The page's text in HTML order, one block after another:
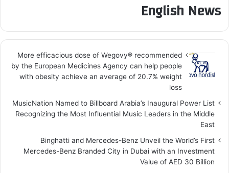
English News
More efficacious dose of Wegovy®️ recommended
by the European Medicines Agency can help people
with obesity achieve an average of 20.7% weight
loss
MusicNation Named to Billboard Arabia’s Inaugural Power List
Recognizing the Most Influential Music Leaders in the Middle
East
Binghatti and Mercedes-Benz Unveil the World’s First
Mercedes-Benz Branded City in Dubai with an Investment
Value of AED 30 Billion